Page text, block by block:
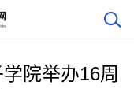
院举办16周